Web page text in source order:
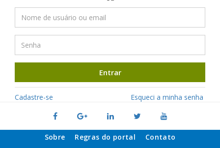
Entrar
Cadastre-se Esqueci a minha senha
Sobre Regras do portal
Contato